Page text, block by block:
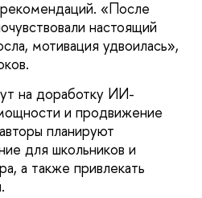
«После
настоящий
мотивация удвоилась»,
на доработку ИИ-
и продвижение
планируют
для школьников и
а также привлекать